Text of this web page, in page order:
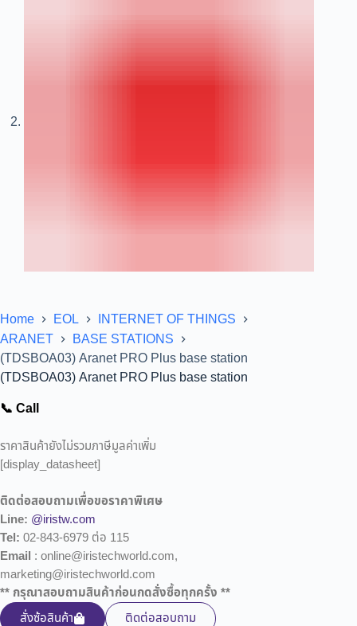
Home EOL
INTERNET OF THINGS
ARANET
BASE STATIONS
(TDSBOA03) Aranet PRO Plus base station
(TDSBOA03) Aranet PRO Plus base station
📞 Call
ราคาสินค้ายังไม่รวมภาษีมูลค่าเพิ่ม
[display_datasheet]
ติดต่อสอบถามเพื่อขอราคาพิเศษ
Line: @iristw.com
Tel: 02-843-6979 ต่อ 115
Email : online@iristechworld.com,
marketing@iristechworld.com
** กรุณาสอบถามสินค้าก่อนกดสั่งซื้อทุกครั้ง **
สั่งซ้อสินค้า
ติดต่อสอบถาม